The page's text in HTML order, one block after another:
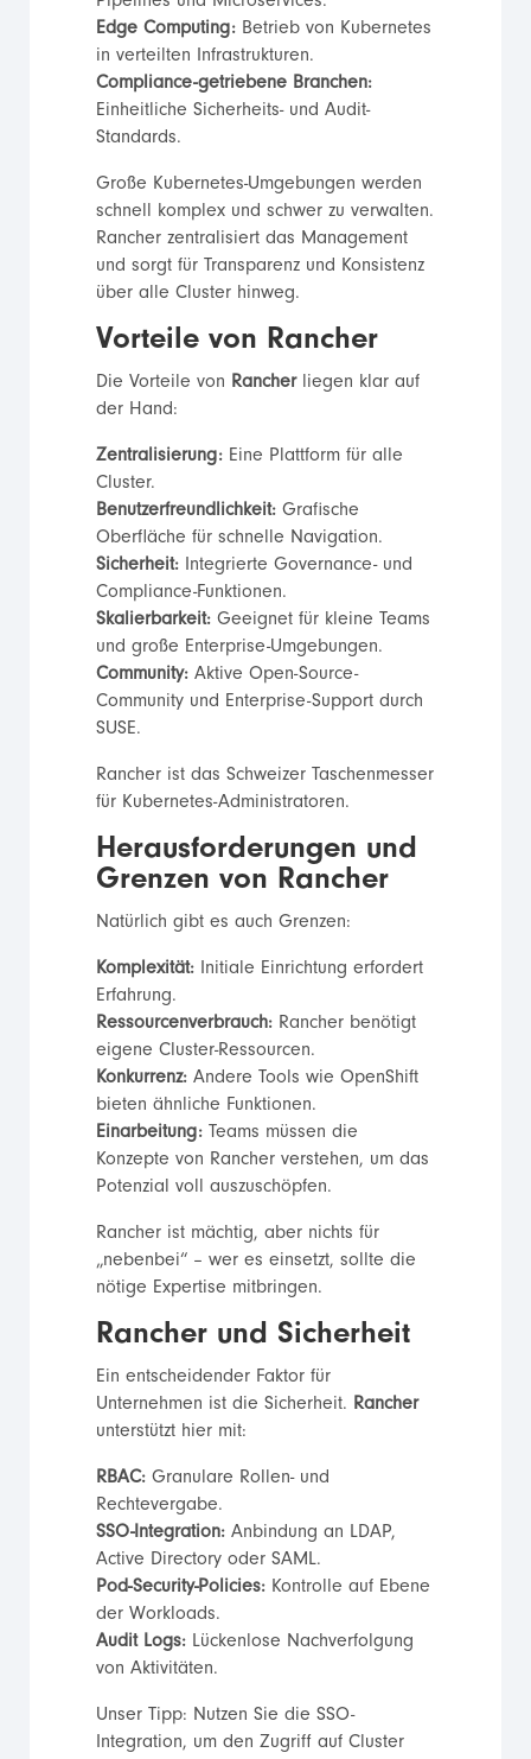
Edge Computing:Betrieb von Kubernetes
in verteilten Infrastrukturen.
Compliance-getriebene Branchen:
Einheitliche Sicherheits- und Audit-
Standards.
Große Kubernetes-Umgebungen werden
schnell komplex und schwer zu verwalten.
Rancher zentralisiert das Management
und sorgt für Transparenz und Konsistenz
über alle Cluster hinweg.
Vorteile von Rancher
Die Vorteile von Rancherliegen klar auf
der Hand:
Zentralisierung:Eine Plattform für alle
Cluster.
Benutzerfreundlichkeit:Grafische
Oberfläche für schnelle Navigation.
Sicherheit:Integrierte Governance- und
Compliance-Funktionen.
Skalierbarkeit:Geeignet für kleine Teams
und große Enterprise-Umgebungen.
Community:Aktive Open-Source-
Community und Enterprise-Support durch
SUSE.
Rancher ist das Schweizer Taschenmesser
für Kubernetes-Administratoren.
Herausforderungen und
Grenzen von Rancher
Natürlich gibt es auch Grenzen:
Komplexität:Initiale Einrichtung erfordert
Erfahrung.
Ressourcenverbrauch:Rancher benötigt
eigene Cluster-Ressourcen.
Konkurrenz:Andere Tools wie OpenShift
bieten ähnliche Funktionen.
Einarbeitung:Teams müssen die
Konzepte von Rancher verstehen, um das
Potenzial voll auszuschöpfen.
Rancher ist mächtig, aber nichts für
„nebenbei“ – wer es einsetzt, sollte die
nötige Expertise mitbringen.
Rancher und Sicherheit
Ein entscheidender Faktor für
Unternehmen ist die Sicherheit. Rancher
unterstützt hier mit:
RBAC:Granulare Rollen- und
Rechtevergabe.
SSO-Integration:Anbindung an LDAP,
Active Directory oder SAML.
Pod-Security-Policies:Kontrolle auf Ebene
der Workloads.
Audit Logs:Lückenlose Nachverfolgung
von Aktivitäten.
Unser Tipp: Nutzen Sie die SSO-
Integration, um den Zugriff auf Cluster